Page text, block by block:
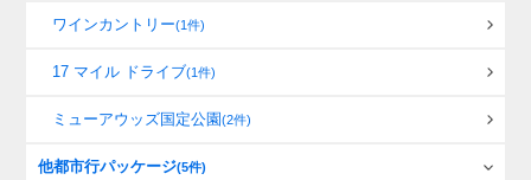
ワインカントリー(1件)
17 マイル ドライブ(1件)
ミューアウッズ国定公園(2件)
他都市行パッケージ(5件)